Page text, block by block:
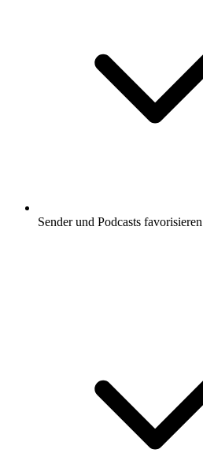
Sender und Podcasts favorisieren